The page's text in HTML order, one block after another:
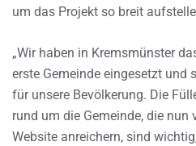
um das Projekt so breit
„Wir haben in Kremsmünster
erste Gemeinde eingesetzt und
für unsere Bevölkerung. Die
rund um die Gemeinde, die
Website anreichern, sind